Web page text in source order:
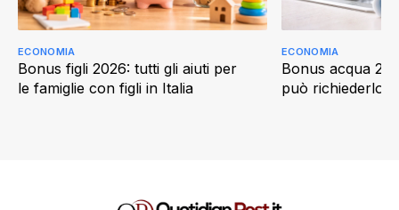
Bonus figli 2026: tutti gli aiuti per
le famiglie con figli in Italia
ECONOMIA
Bonus acqua
può richiederlo
ECONOMIA